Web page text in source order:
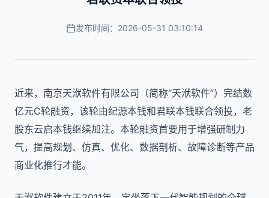
发布时间：2026-05-31 03:10:14
近来，南京天洑软件有限公司（简称“天洑软件”）完结数
亿元C轮融资，该轮由纪源本钱和君联本钱联合领投，老
股东云启本钱继续加注。本轮融资首要用于增强研制力
气，提高规划、仿真、优化、数据剖析、故障诊断等产品
商业化推行才能。